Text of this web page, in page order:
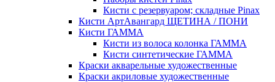
Кисти с резервуаром; складные Pinax
Кисти АртАвангард ЩЕТИНА / ПОНИ
Кисти ГАММА
Кисти из волоса колонка ГАММА
Кисти синтетические ГАММА
Краски акварельные художественные
Краски акриловые художественные